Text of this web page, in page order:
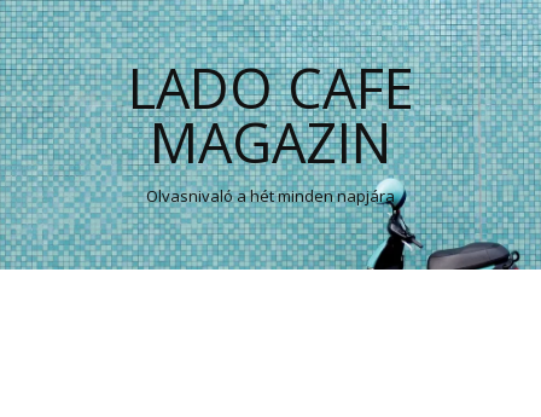
LADO CAFE
MAGAZIN
Olvasnivaló a hét minden napjára